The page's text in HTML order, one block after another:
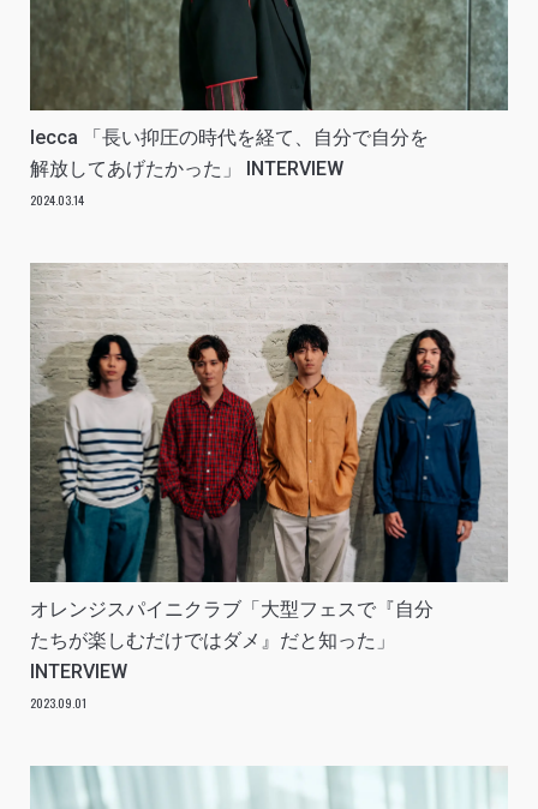
lecca 「長い抑圧の時代を経て、自分で自分を
解放してあげたかった」 INTERVIEW
2024.03.14
オレンジスパイニクラブ「大型フェスで『自分
たちが楽しむだけではダメ』だと知った」
INTERVIEW
2023.09.01